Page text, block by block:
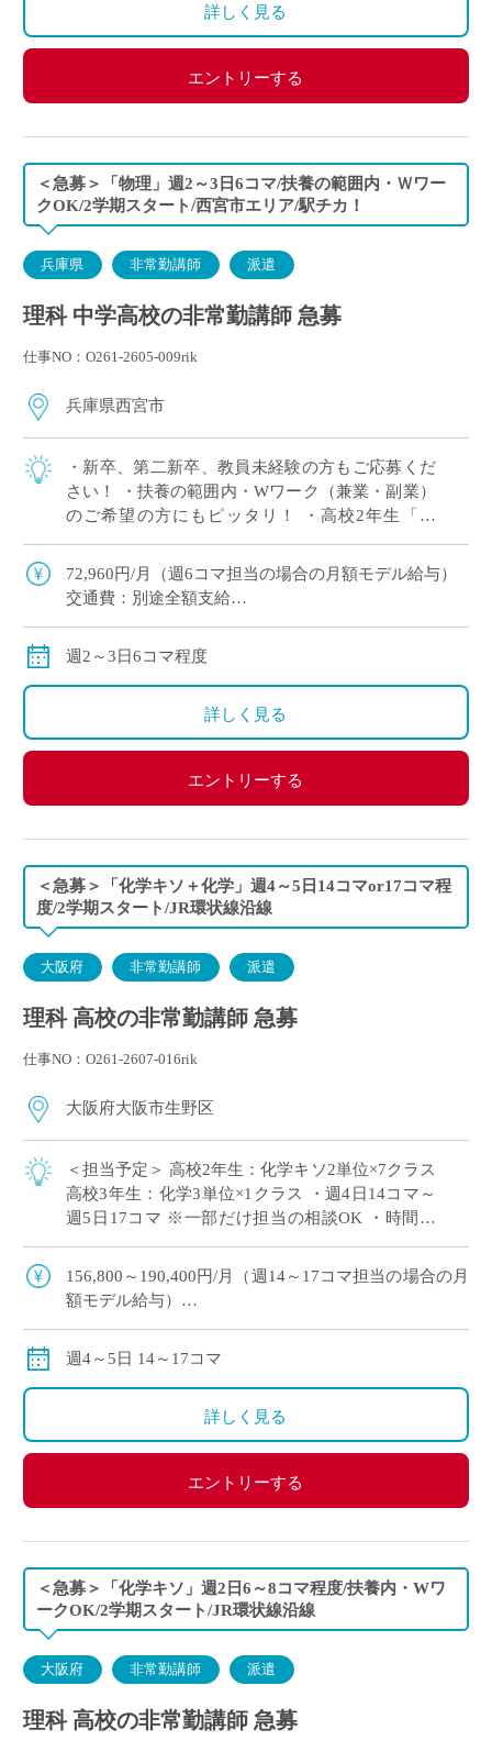
詳しく見る
エントリーする
＜急募＞「物理」週2～3日6コマ/扶養の範囲内・Ｗワー
クOK/2学期スタート/西宮市エリア/駅チカ！
兵庫県 非常勤講師 派遣
理科 中学高校の非常勤講師 急募
仕事NO：O261-2605-009rik
兵庫県西宮市
・新卒、第二新卒、教員未経験の方もご応募くだ
さい！ ・扶養の範囲内・Wワーク（兼業・副業）
のご希望の方にもピッタリ！ ・高校2年生「物
学期スタート ・兵庫県西宮市エリ […]
72,960円/月（週6コマ担当の場合の月額モデル給与）
交通費：別途全額支給
算になります
週2～3日6コマ程度
詳しく見る
エントリーする
＜急募＞「化学キソ＋化学」週4～5日14コマor17コマ程
度/2学期スタート/JR環状線沿線
大阪府 非常勤講師 派遣
理科 高校の非常勤講師 急募
仕事NO：O261-2607-016rik
大阪府大阪市生野区
＜担当予定＞ 高校2年生：化学キソ2単位×7クラス
高校3年生：化学3単位×1クラス ・週4日14コマ～
週5日17コマ ※一部だけ担当の相談OK ・時間割
科の非常勤講師で勤務 […]
156,800～190,400円/月（週14～17コマ担当の場合の月
額モデル給与）
※月の途中からご勤務開始の場合は、日割計算になり
週4～5日 14～17コマ
詳しく見る
エントリーする
＜急募＞「化学キソ」週2日6～8コマ程度/扶養内・Wワ
ークOK/2学期スタート/JR環状線沿線
大阪府 非常勤講師 派遣
理科 高校の非常勤講師 急募